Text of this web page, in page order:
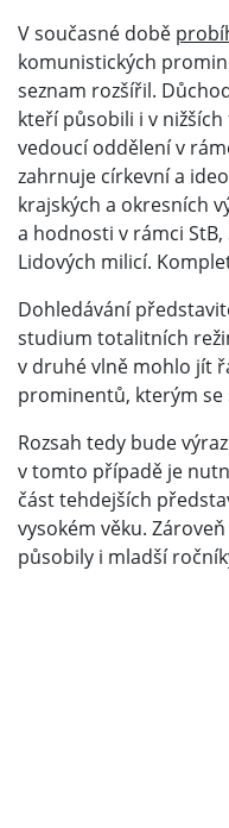
V současné době
komunistických
seznam rozšířil.
kteří působili i v
vedoucí oddělení v
zahrnuje církevní a
krajských a okresních
a hodnosti v rámci
Lidových milicí.
Dohledávání
studium totalitních
v druhé vlně mohlo jít
prominentů, kterým se
Rozsah tedy bude
v tomto případě je
část tehdejších
vysokém věku.
působily i mladší